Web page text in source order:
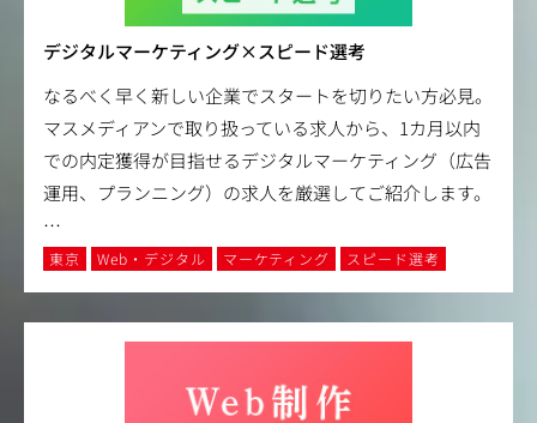
デジタルマーケティング×スピード選考
なるべく早く新しい企業でスタートを切りたい方必見。
マスメディアンで取り扱っている求人から、1カ月以内
での内定獲得が目指せるデジタルマーケティング（広告
運用、プランニング）の求人を厳選してご紹介します。
…
東京 Web・デジタル マーケティング スピード選考